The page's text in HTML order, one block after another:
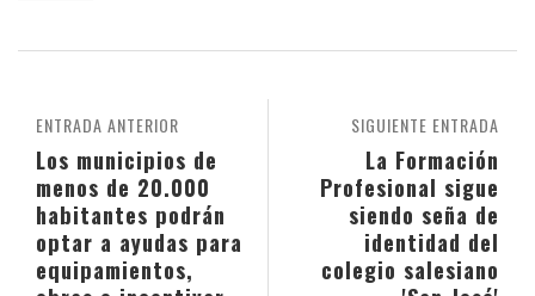
SIGUIENTE ENTRADA
La Formación
Profesional sigue
siendo seña de
identidad del
colegio salesiano
ENTRADA ANTERIOR
Los municipios de
menos de 20.000
habitantes podrán
optar a ayudas para
equipamientos,